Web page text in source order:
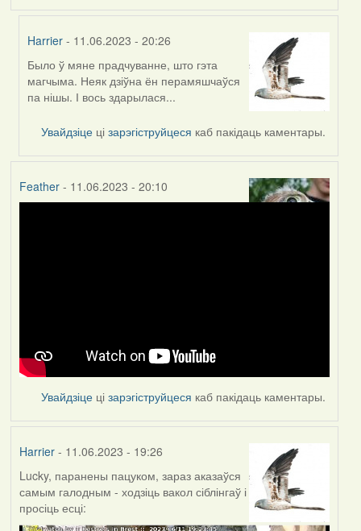
Harrier - 11.06.2023 - 20:26
In
reply
to
Helena
Было ў мяне прадчуванне, што гэта
магчыма. Неяк дзіўна ён перамяшчаўся
па нішы. І вось здарылася...
Увайдзіце цізарэгіструйцеся каб пакідаць каментары.
Feather- 11.06.2023 - 20:10
Увайдзіце цізарэгіструйцеся каб пакідаць каментары.
Harrier- 11.06.2023 - 19:26
Lucky, паранены пацуком, зараз аказаўся
самым галодным - ходзіць вакол сіблінгаў і
просіць есці: